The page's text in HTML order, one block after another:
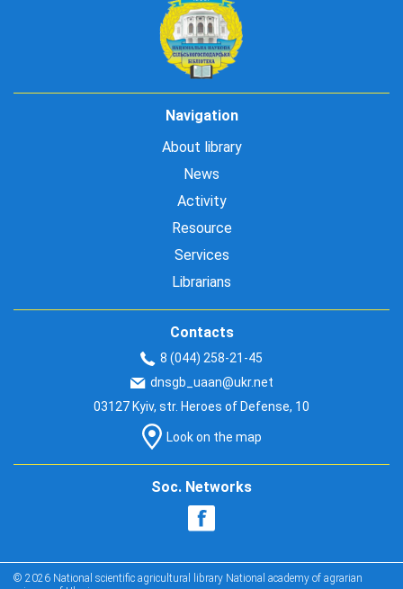
Navigation
About library
News
Activity
Resource
Services
Librarians
Contacts
8 (044) 258-21-45
dnsgb_uaan@ukr.net
03127 Kyiv, str. Heroes of Defense, 10
Look on the map
Soc. Networks
© 2026 National scientific agricultural library National academy of agrarian